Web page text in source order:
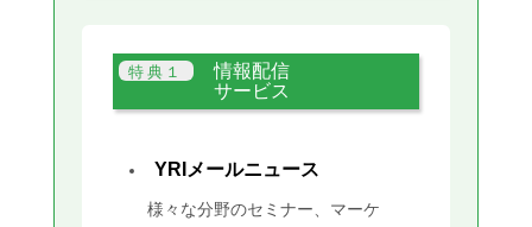
情報配信
サービス
YRIメールニュース
様々な分野のセミナー、マーケ